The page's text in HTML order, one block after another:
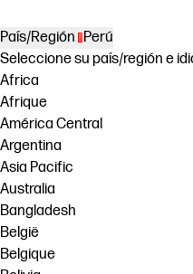
País/Región Perú
Seleccione su país/región e
Africa
Afrique
América Central
Argentina
Asia Pacific
Australia
Bangladesh
België
Belgique